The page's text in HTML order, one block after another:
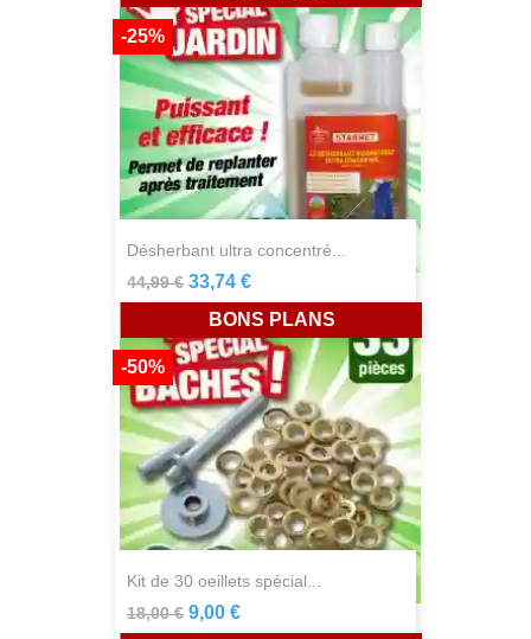
désherbant ultra concentré...
44,99 €
-25%
33,74 €
kit de 30 oeillets spécial...
18,00 €
-50%
9,00 €
BONS PLANS